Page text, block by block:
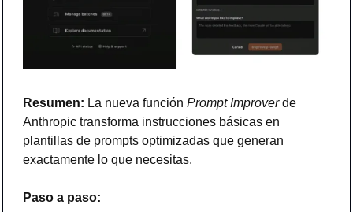
Resumen: La nueva función Prompt Improver de
Anthropic transforma instrucciones básicas en
plantillas de prompts optimizadas que generan
exactamente lo que necesitas.
Paso a paso: